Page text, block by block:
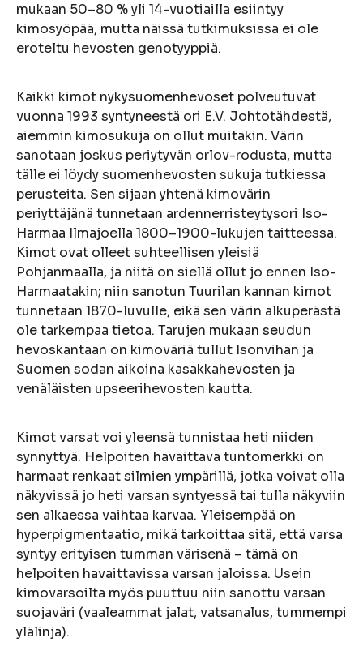
mukaan 50–80 % yli 14-vuotiailla esiintyy
kimosyöpää, mutta näissä tutkimuksissa ei ole
eroteltu hevosten genotyyppiä.
Kaikki kimot nykysuomenhevoset polveutuvat
vuonna 1993 syntyneestä ori E.V. Johtotähdestä,
aiemmin kimosukuja on ollut muitakin. Värin
sanotaan joskus periytyvän orlov-rodusta, mutta
tälle ei löydy suomenhevosten sukuja tutkiessa
perusteita. Sen sijaan yhtenä kimovärin
periyttäjänä tunnetaan ardennerristeytysori Iso-
Harmaa Ilmajoella 1800–1900-lukujen taitteessa.
Kimot ovat olleet suhteellisen yleisiä
Pohjanmaalla, ja niitä on siellä ollut jo ennen Iso-
Harmaatakin; niin sanotun Tuurilan kannan kimot
tunnetaan 1870-luvulle, eikä sen värin alkuperästä
ole tarkempaa tietoa. Tarujen mukaan seudun
hevoskantaan on kimoväriä tullut Isonvihan ja
Suomen sodan aikoina kasakkahevosten ja
venäläisten upseerihevosten kautta.
Kimot varsat voi yleensä tunnistaa heti niiden
synnyttyä. Helpoiten havaittava tuntomerkki on
harmaat renkaat silmien ympärillä, jotka voivat olla
näkyvissä jo heti varsan syntyessä tai tulla näkyviin
sen alkaessa vaihtaa karvaa. Yleisempää on
hyperpigmentaatio, mikä tarkoittaa sitä, että varsa
syntyy erityisen tumman värisenä – tämä on
helpoiten havaittavissa varsan jaloissa. Usein
kimovarsoilta myös puuttuu niin sanottu varsan
suojaväri (vaaleammat jalat, vatsanalus, tummempi
ylälinja).